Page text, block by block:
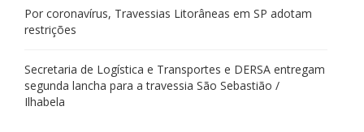
Por coronavírus, Travessias Litorâneas em SP adotam
restrições
Secretaria de Logística e Transportes e DERSA entregam
segunda lancha para a travessia São Sebastião /
Ilhabela